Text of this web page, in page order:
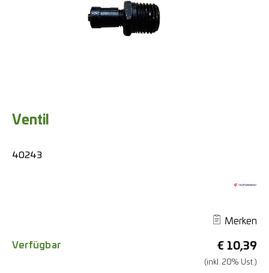
Ventil
40243
Merken
€ 10,39
(inkl. 20% Ust.)
Verfügbar